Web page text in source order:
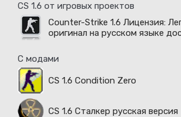
CS 1.6 от игровых проектов
Counter-Strike 1.6 Лицензия:
оригинал на русском языке
С модами
CS 1.6 Condition Zero
CS 1.6 Сталкер русская версия